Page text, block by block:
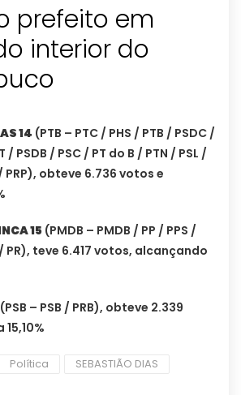
prefeito em
interior do
14 (PTB – PTC / PHS / PTB / PSDC /
/ PSDB / PSC / PT do B / PTN / PSL /
/ PRP), obteve 6.736 votos e
15 (PMDB – PMDB / PP / PPS /
/ PR), teve 6.417 votos, alcançando
(PSB – PSB / PRB), obteve 2.339
Política
SEBASTIÃO DIAS